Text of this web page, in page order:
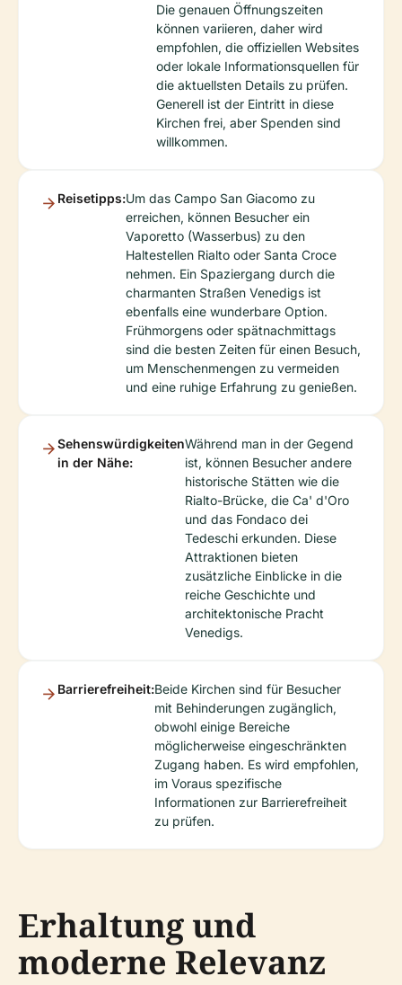
Die genauen Öffnungszeiten
können variieren, daher wird
empfohlen, die offiziellen Websites
oder lokale Informationsquellen für
die aktuellsten Details zu prüfen.
Generell ist der Eintritt in diese
Kirchen frei, aber Spenden sind
willkommen.
Reisetipps:Um das Campo San Giacomo zu
erreichen, können Besucher ein
Vaporetto (Wasserbus) zu den
Haltestellen Rialto oder Santa Croce
nehmen. Ein Spaziergang durch die
charmanten Straßen Venedigs ist
ebenfalls eine wunderbare Option.
Frühmorgens oder spätnachmittags
sind die besten Zeiten für einen Besuch,
um Menschenmengen zu vermeiden
und eine ruhige Erfahrung zu genießen.
Sehenswürdigkeiten
in der Nähe:
Während man in der Gegend
ist, können Besucher andere
historische Stätten wie die
Rialto-Brücke, die Ca' d'Oro
und das Fondaco dei
Tedeschi erkunden. Diese
Attraktionen bieten
zusätzliche Einblicke in die
reiche Geschichte und
architektonische Pracht
Venedigs.
Barrierefreiheit:Beide Kirchen sind für Besucher
mit Behinderungen zugänglich,
obwohl einige Bereiche
möglicherweise eingeschränkten
Zugang haben. Es wird empfohlen,
im Voraus spezifische
Informationen zur Barrierefreiheit
zu prüfen.
Erhaltung und
moderne Relevanz